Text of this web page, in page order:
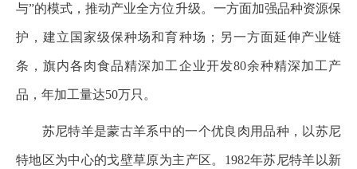
与”的模式，推动产业全方位升级。一方面加强品种资源保
护，建立国家级保种场和育种场；另一方面延伸产业链
条，旗内各肉食品精深加工企业开发80余种精深加工产
品，年加工量达50万只。
苏尼特羊是蒙古羊系中的一个优良肉用品种，以苏尼
特地区为中心的戈壁草原为主产区。1982年苏尼特羊以新